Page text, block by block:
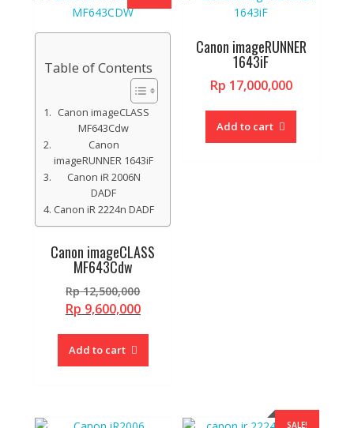
Table of Contents
Canon imageCLASS
MF643Cdw
Canon
imageRUNNER 1643iF
Canon iR 2006N
DADF
Canon iR 2224n DADF
Canon imageCLASS
MF643Cdw
Rp12,500,000Original
price
Rp 9,600,000Current
Add to cart
Canon imageRUNNER
1643iF
Rp 17,000,000
Add to cart
SALE!